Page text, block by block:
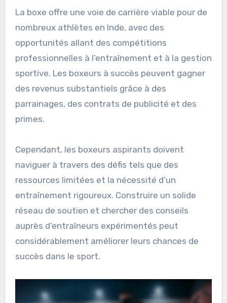
La boxe offre une voie de carrière viable pour de
nombreux athlètes en Inde, avec des
opportunités allant des compétitions
professionnelles à l’entraînement et à la gestion
sportive. Les boxeurs à succès peuvent gagner
des revenus substantiels grâce à des
parrainages, des contrats de publicité et des
primes.
Cependant, les boxeurs aspirants doivent
naviguer à travers des défis tels que des
ressources limitées et la nécessité d’un
entraînement rigoureux. Construire un solide
réseau de soutien et chercher des conseils
auprès d’entraîneurs expérimentés peut
considérablement améliorer leurs chances de
succès dans le sport.